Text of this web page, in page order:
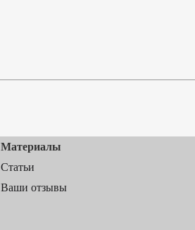
Материалы
Статьи
Ваши отзывы